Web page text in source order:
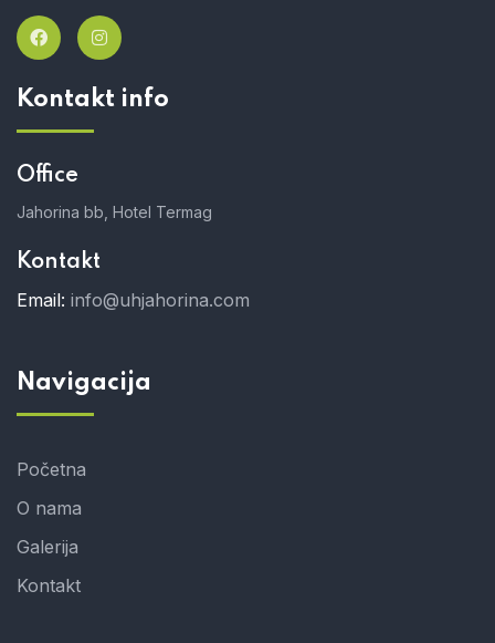
Kontakt info
Office
Jahorina bb, Hotel Termag
Kontakt
Email: info@uhjahorina.com
Navigacija
Početna
O nama
Galerija
Kontakt